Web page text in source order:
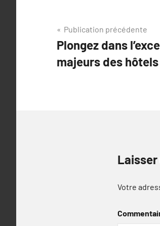
Navigation
de
l’article
Publication précédente
Plongez dans
majeurs des
Votre